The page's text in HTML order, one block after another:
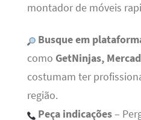
montador de móveis
Busque em
como GetNinjas,
costumam ter
região.
Peça indicações–